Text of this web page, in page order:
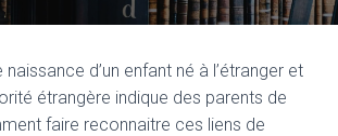
I
naissance d’un enfant né à l’étranger et
étrangère indique des parents de
faire reconnaitre ces liens de